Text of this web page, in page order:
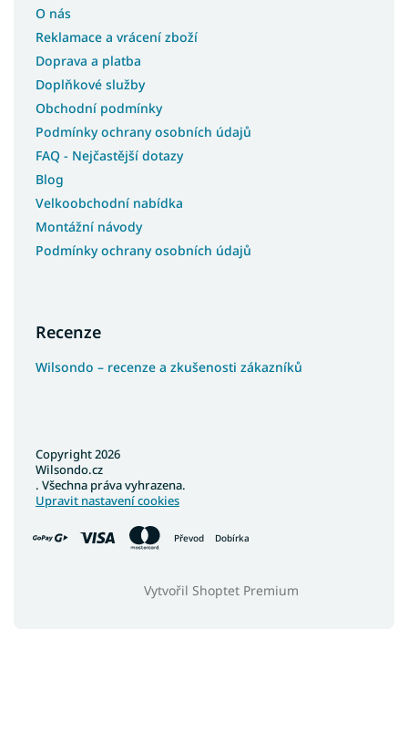
O nás
Reklamace a vrácení zboží
Doprava a platba
Doplňkové služby
Obchodní podmínky
Podmínky ochrany osobních údajů
FAQ - Nejčastější dotazy
Blog
Velkoobchodní nabídka
Montážní návody
Podmínky ochrany osobních údajů
Recenze
Wilsondo – recenze a zkušenosti zákazníků
Převod Dobírka
Vytvořil Shoptet Premium
Copyright 2026
Wilsondo.cz
. Všechna práva vyhrazena.
Upravit nastavení cookies